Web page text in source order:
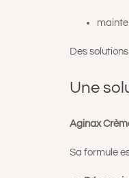
Des
Une
Aginax
Sa formule